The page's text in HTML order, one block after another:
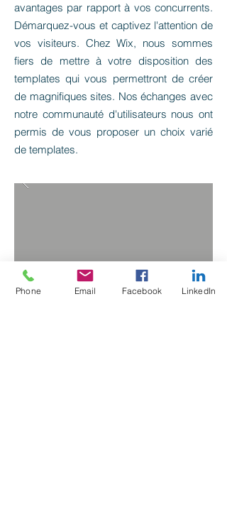
avantages par rapport à vos concurrents.
Démarquez-vous et captivez l'attention de
vos visiteurs. Chez Wix, nous sommes
fiers de mettre à votre disposition des
templates qui vous permettront de créer
de magnifiques sites. Nos échanges avec
notre communauté d'utilisateurs nous ont
permis de vous proposer un choix varié
de templates.
Phone Email Facebook LinkedIn